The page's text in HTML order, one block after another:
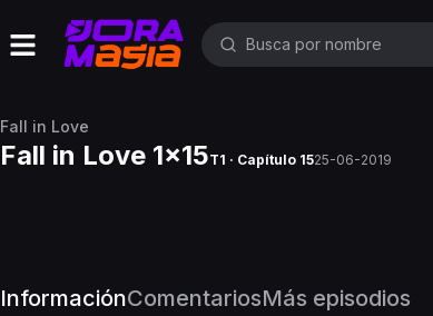
Fall in Love
Fall in Love 1x15T1 · Capítulo 1525-06-2019
InformaciónComentariosMás episodios